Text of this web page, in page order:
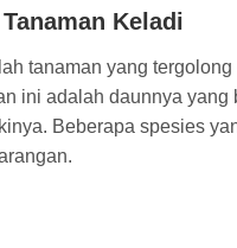
Keladi
tanaman yang
ini adalah daunnya
Beberapa spesies